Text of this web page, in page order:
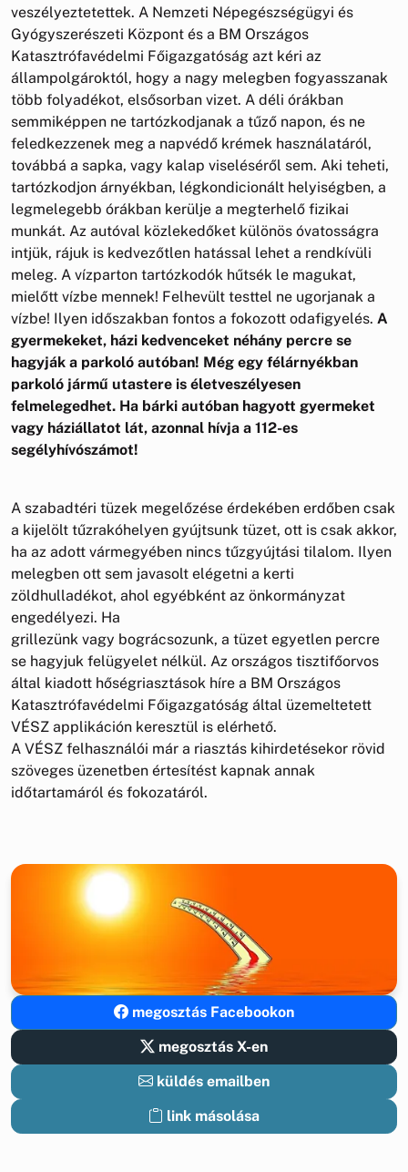
veszélyeztetettek. A Nemzeti Népegészségügyi és
Gyógyszerészeti Központ és a BM Országos
Katasztrófavédelmi Főigazgatóság azt kéri az
állampolgároktól, hogy a nagy melegben fogyasszanak
több folyadékot, elsősorban vizet. A déli órákban
semmiképpen ne tartózkodjanak a tűző napon, és ne
feledkezzenek meg a napvédő krémek használatáról,
továbbá a sapka, vagy kalap viseléséről sem. Aki teheti,
tartózkodjon árnyékban, légkondicionált helyiségben, a
legmelegebb órákban kerülje a megterhelő fizikai
munkát. Az autóval közlekedőket különös óvatosságra
intjük, rájuk is kedvezőtlen hatással lehet a rendkívüli
meleg. A vízparton tartózkodók hűtsék le magukat,
mielőtt vízbe mennek! Felhevült testtel ne ugorjanak a
vízbe! Ilyen időszakban fontos a fokozott odafigyelés. A
gyermekeket, házi kedvenceket néhány percre se
hagyják a parkoló autóban! Még egy félárnyékban
parkoló jármű utastere is életveszélyesen
felmelegedhet. Ha bárki autóban hagyott gyermeket
vagy háziállatot lát, azonnal hívja a 112-es
segélyhívószámot!
A szabadtéri tüzek megelőzése érdekében erdőben csak
a kijelölt tűzrakóhelyen gyújtsunk tüzet, ott is csak akkor,
ha az adott vármegyében nincs tűzgyújtási tilalom. Ilyen
melegben ott sem javasolt elégetni a kerti
zöldhulladékot, ahol egyébként az önkormányzat
engedélyezi. Ha
grillezünk vagy bográcsozunk, a tüzet egyetlen percre
se hagyjuk felügyelet nélkül. Az országos tisztifőorvos
által kiadott hőségriasztások híre a BM Országos
Katasztrófavédelmi Főigazgatóság által üzemeltetett
VÉSZ applikáción keresztül is elérhető.
A VÉSZ felhasználói már a riasztás kihirdetésekor rövid
szöveges üzenetben értesítést kapnak annak
időtartamáról és fokozatáról.
megosztás Facebookon
megosztás X-en
küldés emailben
link másolása